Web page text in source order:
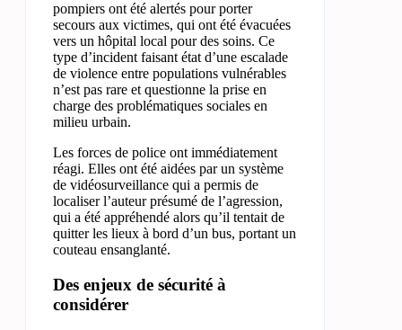
pompiers ont été alertés pour porter
secours aux victimes, qui ont été évacuées
vers un hôpital local pour des soins. Ce
type d’incident faisant état d’une escalade
de violence entre populations vulnérables
n’est pas rare et questionne la prise en
charge des problématiques sociales en
milieu urbain.
Les forces de police ont immédiatement
réagi. Elles ont été aidées par un système
de vidéosurveillance qui a permis de
localiser l’auteur présumé de l’agression,
qui a été appréhendé alors qu’il tentait de
quitter les lieux à bord d’un bus, portant un
couteau ensanglanté.
Des enjeux de sécurité à
considérer